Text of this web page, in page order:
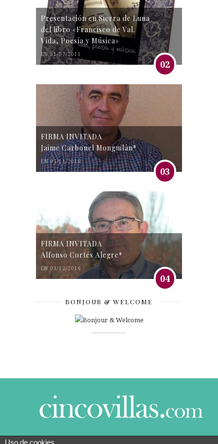
Presentación en Sierra de Luna
del libro «Francisco de Val.
Vida, Poesía y Música»
EN 31/07/2011
02
FIRMA INVITADA
Jaime Carbonel Monguilán*
EN 05/11/2016
03
FIRMA INVITADA
Alfonso Cortés Alegre*
EN 03/12/2016
04
BONJOUR & WELCOME
Uso de cookies